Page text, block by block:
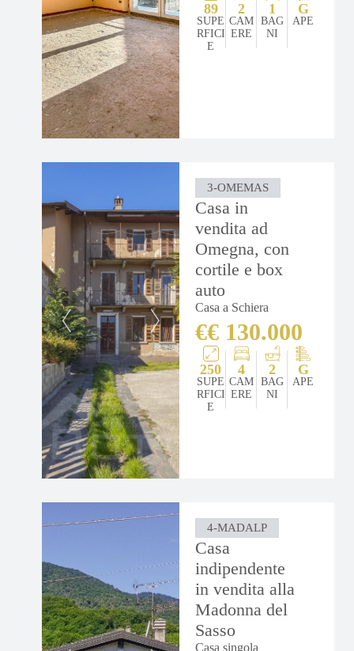
89
SUPE
RFICI
E
2
CAM
ERE
1
BAG
NI
G
APE
3-OMEMAS
Casa in
vendita ad
Omegna, con
cortile e box
auto
Casa a Schiera
€€ 130.000
250
SUPE
RFICI
E
4
CAM
ERE
2
BAG
NI
G
APE
4-MADALP
Casa
indipendente
in vendita alla
Madonna del
Sasso
Casa singola